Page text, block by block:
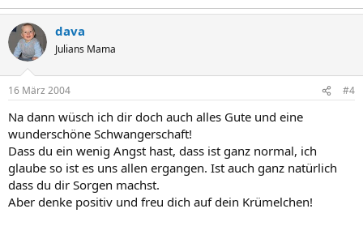
dava
Julians Mama
16 März 2004 #4
Na dann wüsch ich dir doch auch alles Gute und eine
wunderschöne Schwangerschaft!
Dass du ein wenig Angst hast, dass ist ganz normal, ich
glaube so ist es uns allen ergangen. Ist auch ganz natürlich
dass du dir Sorgen machst.
Aber denke positiv und freu dich auf dein Krümelchen!